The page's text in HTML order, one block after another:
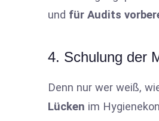
und für Audits
4. Schulung der
Denn nur wer weiß,
Lücken im